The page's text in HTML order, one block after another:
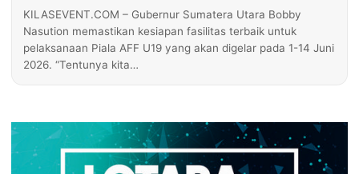
KILASEVENT.COM – Gubernur Sumatera Utara Bobby
Nasution memastikan kesiapan fasilitas terbaik untuk
pelaksanaan Piala AFF U19 yang akan digelar pada 1-14 Juni
2026. “Tentunya kita…